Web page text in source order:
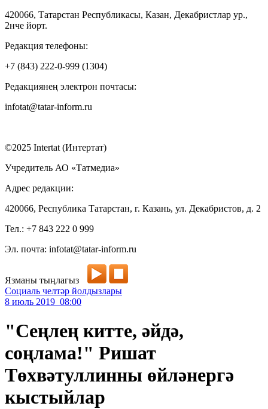
420066, Татарстан Республикасы, Казан, Декабристлар ур.,
2нче йорт.
Редакция телефоны:
+7 (843) 222-0-999 (1304)
Редакциянең электрон почтасы:
infotat@tatar-inform.ru
©2025 Intertat (Интертат)
Учредитель АО «Татмедиа»
Адрес редакции:
420066, Республика Татарстан, г. Казань, ул. Декабристов, д. 2
Тел.: +7 843 222 0 999
Эл. почта: infotat@tatar-inform.ru
Язманы тыңлагыз
Социаль челтәр йолдызлары
8 июль 2019 08:00
"Сеңлең китте, әйдә,
соңлама!" Ришат
Төхвәтуллинны өйләнергә
кыстыйлар